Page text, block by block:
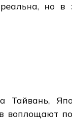
но в
Тайвань,
воплощают